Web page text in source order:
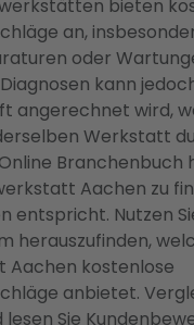
bieten
an,
oder
kann
angerechnet wird,
Werkstatt
Branchenbuch
Aachen zu
entspricht. Nutzen
herauszufinden,
Aachen kostenlose
anbietet.
Sie